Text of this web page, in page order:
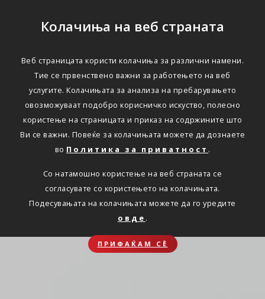
Колачиња на веб страната
Веб страницата користи колачиња за различни намени.
Тие се првенствено важни за работењето на веб
услугите. Колачињата за анализа на пребарувањето
овозможуваат подобро корисничко искуство, полесно
користење на страницата и приказ на содржините што
Ви се важни. Повеќе за колачињата можете да дознаете
во Политика за приватност .
Со натамошно користење на веб страната се
согласувате со користењето на колачињата.
Подесувањата на колачињата можете да го уредите
овде .
ПРИФАЌАМ СЀ